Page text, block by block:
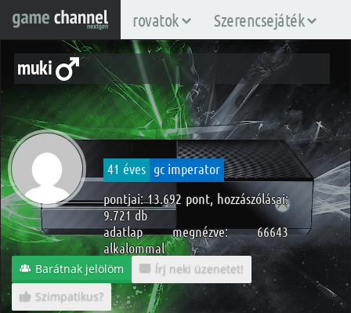
rovatok Szerencsejáték
muki
41 éves gc imperator
pontjai: 13.692 pont, hozzászólásai:
9.721 db
adatlap megnézve: 66643
alkalommal
Barátnak jelölöm
Írj neki üzenetet!
Szimpatikus?